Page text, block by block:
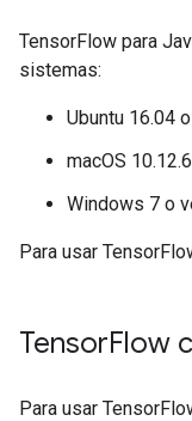
TensorFlow para
sistemas:
Ubuntu 16.04
macOS
Windows 7 o
Para usar
TensorFlow
Para usar